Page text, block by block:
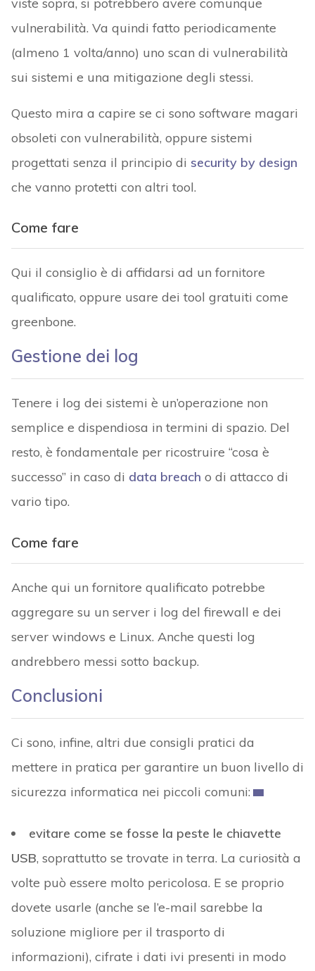
vulnerabilità. Va quindi fatto periodicamente
(almeno 1 volta/anno) uno scan di vulnerabilità
sui sistemi e una mitigazione degli stessi.
Questo mira a capire se ci sono software magari
obsoleti con vulnerabilità, oppure sistemi
progettati senza il principio di security by design
che vanno protetti con altri tool.
Come fare
Qui il consiglio è di affidarsi ad un fornitore
qualificato, oppure usare dei tool gratuiti come
greenbone.
Gestione dei log
Tenere i log dei sistemi è un’operazione non
semplice e dispendiosa in termini di spazio. Del
resto, è fondamentale per ricostruire “cosa è
successo” in caso di data breach o di attacco di
vario tipo.
Come fare
Anche qui un fornitore qualificato potrebbe
aggregare su un server i log del firewall e dei
server windows e Linux. Anche questi log
andrebbero messi sotto backup.
Conclusioni
Ci sono, infine, altri due consigli pratici da
mettere in pratica per garantire un buon livello di
sicurezza informatica nei piccoli comuni:
evitare come se fosse la peste le chiavette
USB, soprattutto se trovate in terra. La curiosità a
volte può essere molto pericolosa. E se proprio
dovete usarle (anche se l’e-mail sarebbe la
soluzione migliore per il trasporto di
informazioni), cifrate i dati ivi presenti in modo